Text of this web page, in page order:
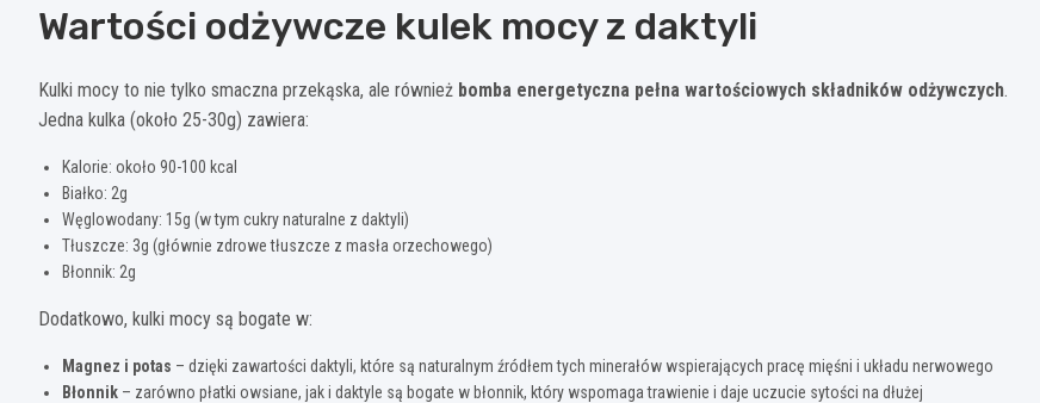
Wartości odżywcze kulek mocy z daktyli
Kulki mocy to nie tylko smaczna przekąska, ale również bomba energetyczna pełna wartościowych składników odżywczych.
Jedna kulka (około 25-30g) zawiera:
Kalorie: około 90-100 kcal
Białko: 2g
Węglowodany: 15g (w tym cukry naturalne z daktyli)
Tłuszcze: 3g (głównie zdrowe tłuszcze z masła orzechowego)
Błonnik: 2g
Dodatkowo, kulki mocy są bogate w:
Magnez i potas – dzięki zawartości daktyli, które są naturalnym źródłem tych minerałów wspierających pracę mięśni i układu nerwowego
Błonnik – zarówno płatki owsiane, jak i daktyle są bogate w błonnik, który wspomaga trawienie i daje uczucie sytości na dłużej